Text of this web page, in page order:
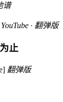
谱
· 翻弹版
止
翻弹版